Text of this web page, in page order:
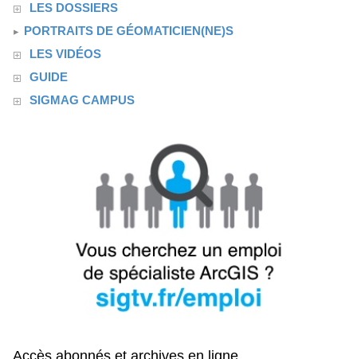
LES DOSSIERS
PORTRAITS DE GÉOMATICIEN(NE)S
LES VIDÉOS
GUIDE
SIGMAG CAMPUS
Accès abonnés et archives en ligne